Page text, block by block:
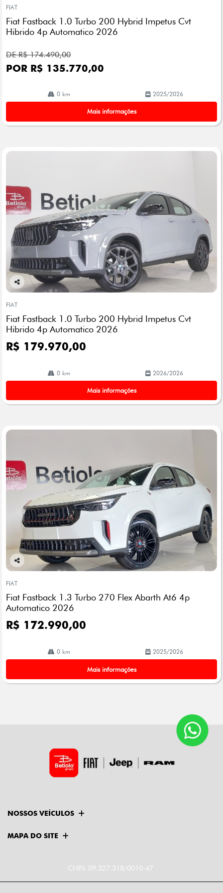
arti
lhe
FIAT
Fiat Fastback 1.0 Turbo 200 Hybrid Impetus Cvt
Hibrido 4p Automatico 2026
DE R$ 174.490,00
POR R$ 135.770,00
0 km 2025/2026
Mais informações
Co
arti
lhe
FIAT
Fiat Fastback 1.0 Turbo 200 Hybrid Impetus Cvt
Hibrido 4p Automatico 2026
R$ 179.970,00
0 km 2026/2026
Mais informações
Co
arti
lhe
FIAT
Fiat Fastback 1.3 Turbo 270 Flex Abarth At6 4p
Automatico 2026
R$ 172.990,00
0 km 2025/2026
Mais informações
NOSSOS VEÍCULOS
MAPA DO SITE
CNPJ: 09.327.318/0010-47